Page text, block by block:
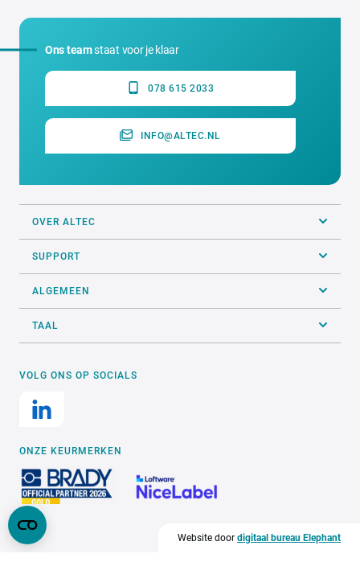
Ons teamstaat voor je klaar
078 615 2033
INFO@ALTEC.NL
OVER ALTEC
SUPPORT
ALGEMEEN
TAAL
VOLG ONS OP SOCIALS
ONZE KEURMERKEN
Website door digitaal bureau Elephant